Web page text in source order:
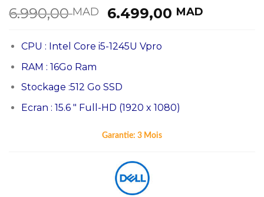
6.990,00MAD
Le
initial
était :
6.499,00 MAD
CPU : Intel Core i5-1245U Vpro
RAM : 16Go Ram
Stockage :512 Go SSD
Ecran : 15.6 ″ Full-HD (1920 x 1080)
Garantie: 3 Mois